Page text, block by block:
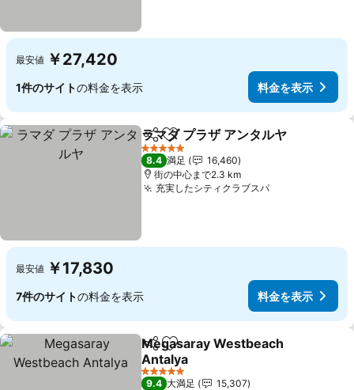
最安値 ￥27,420
1件のサイトの料金を表示 料金を表示
シェアお気に入りに追加
ラマダ プラザ アンタルヤ
5 ホテルのランク
8.4 満足
16,460
街の中心まで2.3 km
充実したシティクラブスパ料金を表示
最安値 ￥17,830
7件のサイトの料金を表示 料金を表示
シェアお気に入りに追加
Megasaray Westbeach
Antalya
料金を表示
5 ホテルのランク
9.4 大満足
15,307